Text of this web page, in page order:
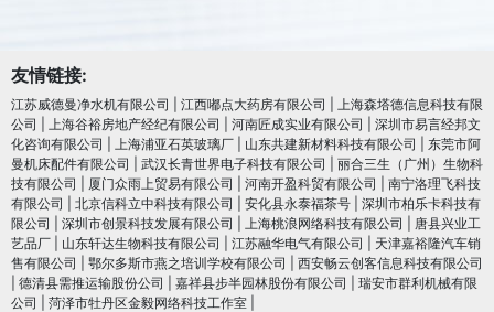
友情链接:
江苏威德曼净水机有限公司 江西嘟点大药房有限公司
上海森塔德信息科技有限
公司
上海谷裕房地产经纪有限公司 河南匠成实业有限公司
深圳市易言经邦文
化咨询有限公司
上海浦亚石英玻璃厂 山东共建新材料科技有限公司
东莞市阿
曼机床配件有限公司
武汉长青世界电子科技有限公司
丽合三生（广州）生物科
技有限公司
厦门众雨上贸易有限公司 河南开盈科贸有限公司
南宁洛理飞科技
有限公司
北京信科立中科技有限公司 安化县永泰福茶号
深圳市柏乐卡科技有
限公司
深圳市创景科技发展有限公司 上海桃浪网络科技有限公司
唐县兴业工
艺品厂
山东轩达生物科技有限公司 江苏融华电气有限公司
天津嘉裕隆汽车销
售有限公司
鄂尔多斯市燕之培训学校有限公司
西安畅云创客信息科技有限公司
德清县需推运输股份公司 嘉祥县步半园林股份有限公司
瑞安市群利机械有限
公司
菏泽市牡丹区金毅网络科技工作室